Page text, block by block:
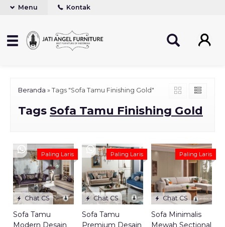
Menu Kontak
Beranda » Tags "Sofa Tamu Finishing Gold"
Tags Sofa Tamu Finishing Gold
Chat CS
Paling Laris
Sofa Tamu
Modern Desain
Chat CS
Paling Laris
Sofa Tamu
Premium Desain
Chat CS
Paling Laris
Sofa Minimalis
Mewah Sectional